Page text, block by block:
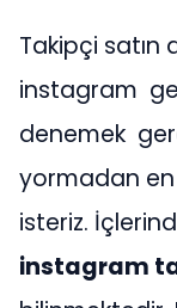
Takipçi satın
instagram
denemek
yormadan
isteriz.
instagram